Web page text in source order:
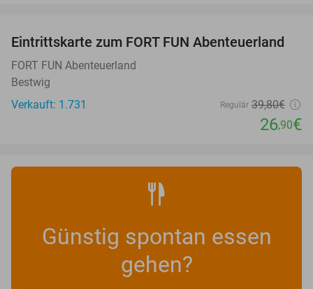
32%
Eintrittskarte zum FORT FUN Abenteuerland
FORT FUN Abenteuerland
Bestwig
Verkauft: 1.731
Regulär 39,80€
26,90€
Günstig spontan essen
gehen?